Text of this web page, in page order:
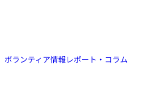
ボランティア情報レポート・コラム